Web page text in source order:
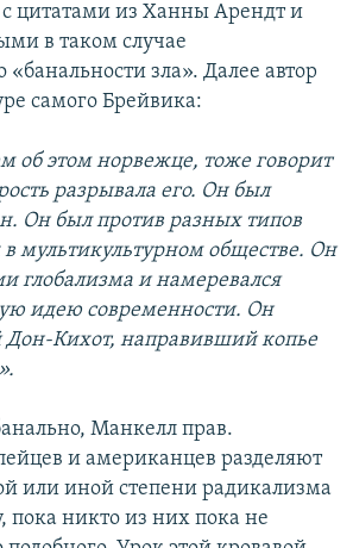
цитатами из Ханны Арендт и
в таком случае
зла». Далее автор
самого Брейвика:
об этом норвежце, тоже говорит
разрывала его. Он был
Он был против разных типов
мультикультурном обществе. Он
глобализма и намеревался
идею современности. Он
Кихот, направивший копье
Манкелл прав.
и американцев разделяют
или иной степени радикализма
пока никто из них пока не